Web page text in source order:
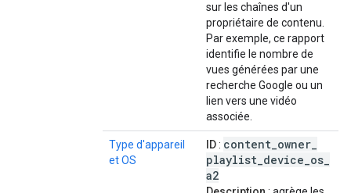
sur les chaînes d'un
propriétaire de contenu.
Par exemple, ce rapport
identifie le nombre de
vues générées par une
recherche Google ou un
lien vers une vidéo
associée.
Type d'appareil
et OS
ID: content owner
playlist device os
a2